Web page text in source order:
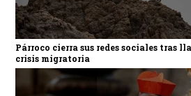
Párroco cierra sus redes sociales tras
crisis migratoria